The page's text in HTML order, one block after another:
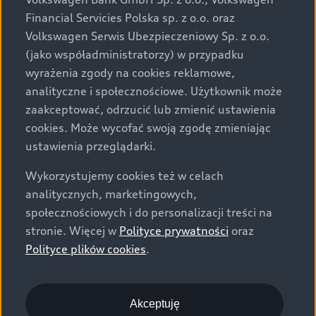
za dopłatą. Wiążące ustalenie ceny, wyposażenia i
specyfikacji pojazdu następują w umowie sprzedaży, a
określenie parametrów technicznych zawiera
świadectwo homologacji typu pojazdu. Zastrzegamy
sobie prawo do zmian i pomyłek. Wszelkie informacje
prezentowane na stronie są aktualne na dzień ich
zamieszczania. W celu uzyskania najnowszych
informacji prosimy kontaktować się z Partnerem Marki
Audi.
Wszystkie produkowane obecnie samochody marki Audi
są wykonywane z materiałów spełniających pod
względem możliwości odzysku i recyklingu wymagania
określone w normie ISO 22628 i są zgodne z
europejskimi świadectwami homologacji wydanymi wg
o.o. podlega obowiązkowi zapewnienia wszystkim
użytkownikom samochodów marki Volkswagen sieci
Financial Servicies Polska sp. z o.o. oraz
Volkswagen Serwis Ubezpieczeniowy Sp. z o.o.
(jako współadministratorzy) w przypadku
wyrażenia zgody na cookies reklamowe,
analityczne i społecznościowe. Użytkownik może
zaakceptować, odrzucić lub zmienić ustawienia
cookies. Może wycofać swoją zgodę zmieniając
ustawienia przeglądarki.
Wykorzystujemy cookies też w celach
analitycznych, marketingowych,
społecznościowych i do personalizacji treści na
stronie. Więcej w Polityce prywatności oraz
Polityce plików cookies.
Akceptuję